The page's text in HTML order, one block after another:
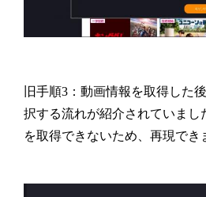
旧手順3：動画情報を取得した
択する流れが紹介されていま
を取得できないため、再現でき